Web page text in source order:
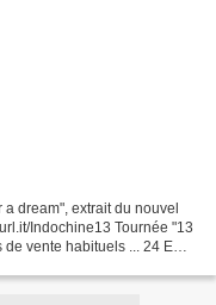
dream", extrait du nouvel
Indochine13 Tournée "13
de vente habituels ... 24 E